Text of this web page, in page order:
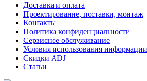
Доставка и оплата
Проектирование, поставки, монтаж
Контакты
Политика конфиденциальности
Сервисное обслуживание
Условия использования информации
Скидки ADJ
Статьи